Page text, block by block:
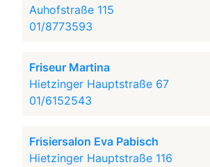
Auhofstraße 115
01/8773593
Friseur Martina
Hietzinger Hauptstraße 67
01/6152543
Frisiersalon Eva Pabisch
Hietzinger Hauptstraße 116